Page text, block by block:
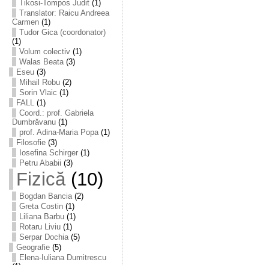
Tikosi-Tompos Judit(1)
Translator: Raicu Andreea
Carmen(1)
Tudor Gica (coordonator)
(1)
Volum colectiv(1)
Walas Beata(3)
Eseu(3)
Mihail Robu(2)
Sorin Vlaic (1)
FALL(1)
Coord.: prof. Gabriela
Dumbrăvanu(1)
prof. Adina-Maria Popa(1)
Filosofie(3)
Iosefina Schirger(1)
Petru Ababii (3)
Fizică(10)
Bogdan Bancia(2)
Greta Costin(1)
Liliana Barbu(1)
Rotaru Liviu(1)
Serpar Dochia(5)
Geografie(5)
Elena-Iuliana Dumitrescu